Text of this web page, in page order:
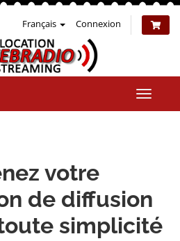
Français Connexion
la
votre
de diffusion
simplicité